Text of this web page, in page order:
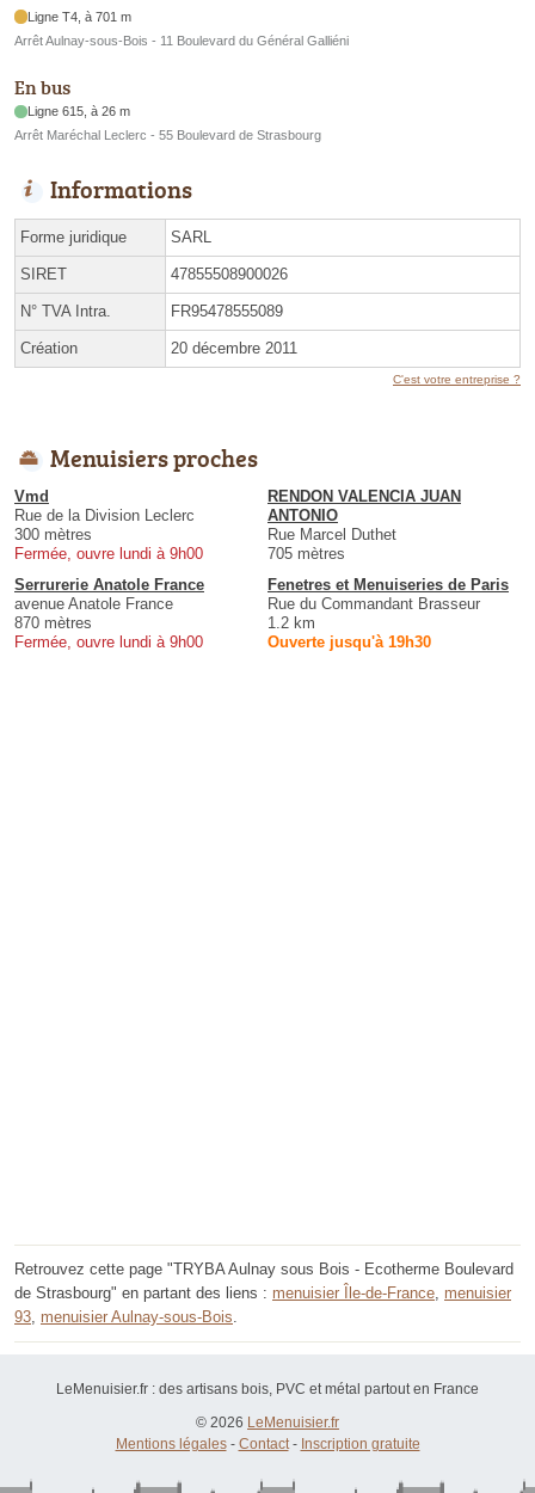
Ligne T4, à 701 m
Arrêt Aulnay-sous-Bois - 11 Boulevard du Général Galliéni
En bus
Ligne 615, à 26 m
Arrêt Maréchal Leclerc - 55 Boulevard de Strasbourg
Informations
Forme juridique SARL
SIRET 47855508900026
N° TVA Intra. FR95478555089
Création 20 décembre 2011
C'est votre entreprise ?
Menuisiers proches
Vmd
Rue de la Division Leclerc
300 mètres
Fermée, ouvre lundi à 9h00
RENDON VALENCIA JUAN
ANTONIO
Rue Marcel Duthet
705 mètres
Serrurerie Anatole France
avenue Anatole France
870 mètres
Fermée, ouvre lundi à 9h00
Fenetres et Menuiseries de Paris
Rue du Commandant Brasseur
1.2 km
Ouverte jusqu'à 19h30
Retrouvez cette page "TRYBA Aulnay sous Bois - Ecotherme Boulevard
de Strasbourg" en partant des liens : menuisier Île-de-France, menuisier
93, menuisier Aulnay-sous-Bois.
LeMenuisier.fr : des artisans bois, PVC et métal partout en France
© 2026 LeMenuisier.fr
Mentions légales- Contact- Inscription gratuite